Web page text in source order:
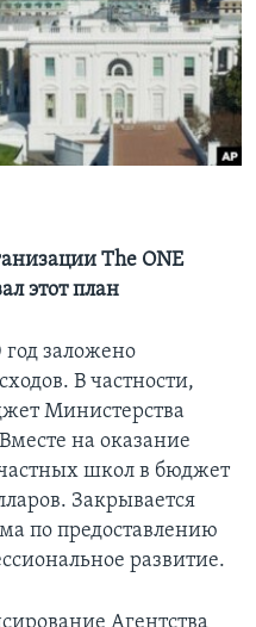
The ONE
этот план
заложено
В частности,
Министерства
на оказание
школ в бюджет
Закрывается
по предоставлению
развитие.